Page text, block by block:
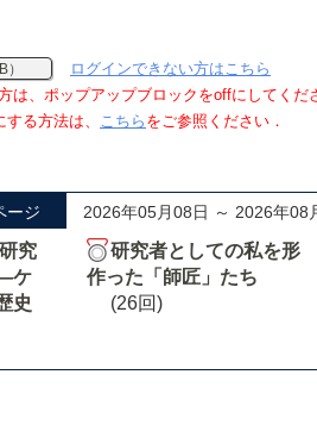
ログインできない方はこちら
は、ポップアップブロックをoffにしてくだ
る方法は、 こちら をご参照ください．
ージ 2026年05月08日 ～ 2026年08
究
ケ
史
研究者としての私を形
作った「師匠」たち
(26回)